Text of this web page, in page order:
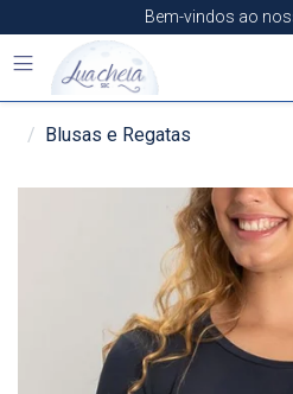
Bem-vindos ao
Blusas e Regatas